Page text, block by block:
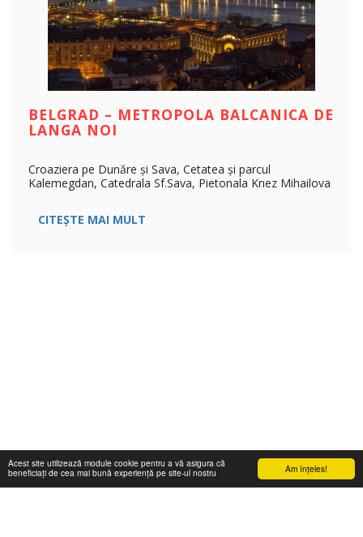
Am înţeles!
Acest site utilizează module cookie pentru a vă asigura că
beneficiați de cea mai bună experiență pe site-ul nostru
BELGRAD – METROPOLA BALCANICA DE
LANGA NOI
Croaziera pe Dunăre și Sava, Cetatea și parcul
Kalemegdan, Catedrala Sf.Sava, Pietonala Knez Mihailova
CITEȘTE MAI MULT